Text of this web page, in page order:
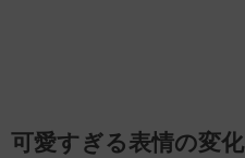
可愛すぎる表情の変化